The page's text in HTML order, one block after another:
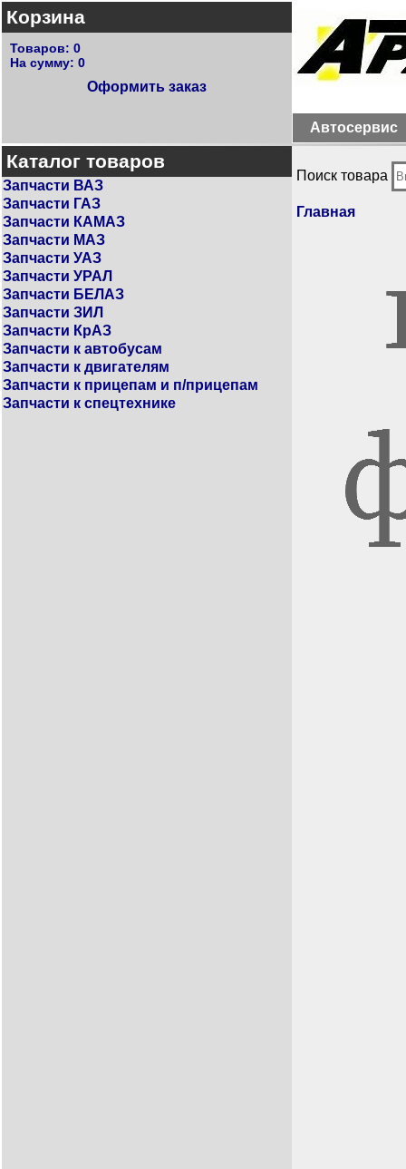
Корзина
Товаров: 0
На сумму: 0
Оформить заказ
Автосервис
Каталог товаров
Запчасти ВАЗ
Запчасти ГАЗ
Запчасти КАМАЗ
Запчасти МАЗ
Запчасти УАЗ
Запчасти УРАЛ
Запчасти БЕЛАЗ
Запчасти ЗИЛ
Запчасти КрАЗ
Запчасти к автобусам
Запчасти к двигателям
Запчасти к прицепам и п/прицепам
Запчасти к спецтехнике
Поиск товара
Главная